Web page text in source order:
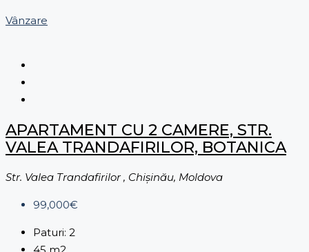
Vânzare
APARTAMENT CU 2 CAMERE, STR.
VALEA TRANDAFIRILOR, BOTANICA
Str. Valea Trandafirilor , Chișinău, Moldova
99,000€
Paturi: 2